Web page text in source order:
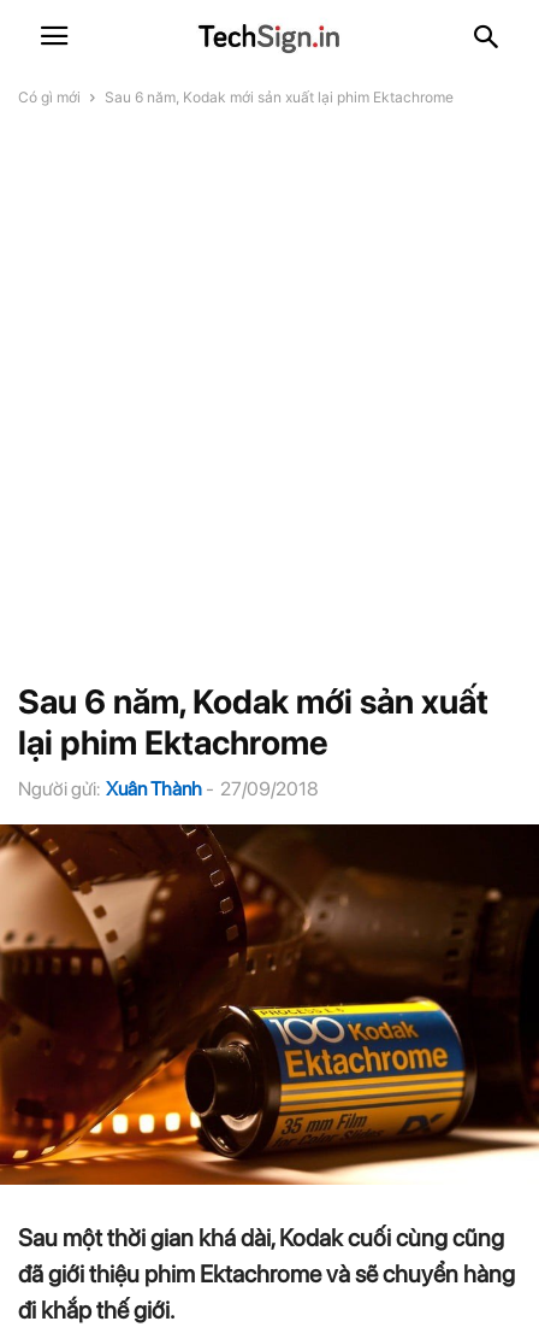
Có gì mới Sau 6 năm, Kodak mới sản xuất lại phim Ektachrome
Sau 6 năm, Kodak mới sản xuất
lại phim Ektachrome
Người gửi: Xuân Thành - 27/09/2018
Sau một thời gian khá dài, Kodak cuối cùng cũng
đã giới thiệu phim Ektachrome và sẽ chuyển hàng
đi khắp thế giới.